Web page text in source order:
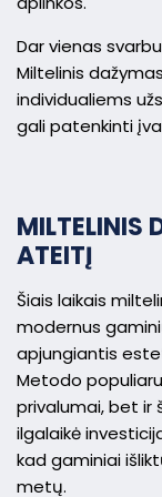
Dar vienas
Miltelinis
individualiems
gali patenkinti
MILTELINIS
ATEITĮ
Šiais laikais
modernus
apjungiantis
Metodo
privalumai, bet ir
ilgalaikė
kad gaminiai
metų.